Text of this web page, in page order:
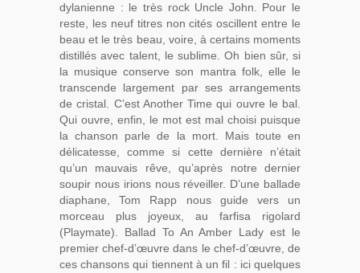
dylanienne : le très rock Uncle John. Pour le
reste, les neuf titres non cités oscillent entre le
beau et le très beau, voire, à certains moments
distillés avec talent, le sublime. Oh bien sûr, si
la musique conserve son mantra folk, elle le
transcende largement par ses arrangements
de cristal. C’est Another Time qui ouvre le bal.
Qui ouvre, enfin, le mot est mal choisi puisque
la chanson parle de la mort. Mais toute en
délicatesse, comme si cette dernière n’était
qu’un mauvais rêve, qu’après notre dernier
soupir nous irions nous réveiller. D’une ballade
diaphane, Tom Rapp nous guide vers un
morceau plus joyeux, au farfisa rigolard
(Playmate). Ballad To An Amber Lady est le
premier chef-d’œuvre dans le chef-d’œuvre, de
ces chansons qui tiennent à un fil : ici quelques